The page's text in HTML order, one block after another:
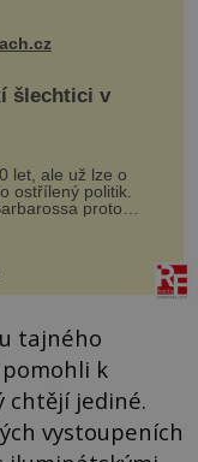
burčák, pes...
šlechtici v
let, ale už lze o
ostřílený politik.
proto
a dědice Jindřicha
se stal
řešení sporu m...
tajného
k
chtějí jediné.
vystoupeních